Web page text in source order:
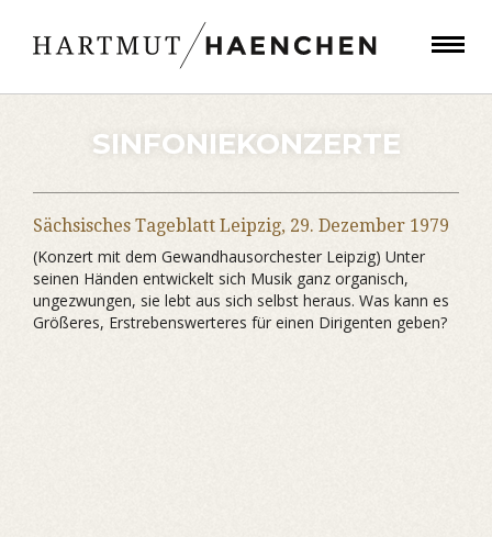
SINFONIEKONZERTE
Sächsisches Tageblatt Leipzig, 29. Dezember 1979
(Konzert mit dem Gewandhausorchester Leipzig) Unter
seinen Händen entwickelt sich Musik ganz organisch,
ungezwungen, sie lebt aus sich selbst heraus. Was kann es
Größeres, Erstrebenswerteres für einen Dirigenten geben?